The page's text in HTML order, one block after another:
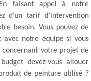
faisant appel à notre
d’un tarif d’intervention
besoin. Vous pouvez de
notre équipe si vous
concernant votre projet de
devez-vous allouer
de peinture utilisé ?